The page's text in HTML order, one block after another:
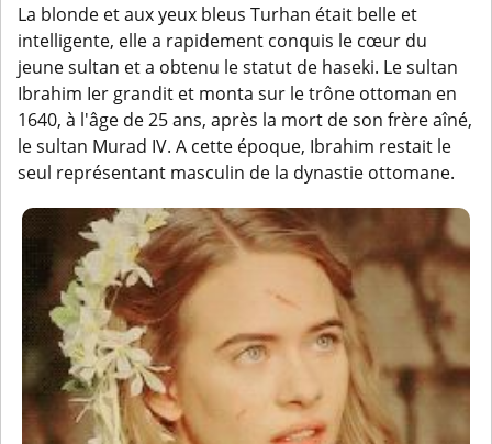
La blonde et aux yeux bleus Turhan était belle et
intelligente, elle a rapidement conquis le cœur du
jeune sultan et a obtenu le statut de haseki. Le sultan
Ibrahim Ier grandit et monta sur le trône ottoman en
1640, à l'âge de 25 ans, après la mort de son frère aîné,
le sultan Murad IV. A cette époque, Ibrahim restait le
seul représentant masculin de la dynastie ottomane.